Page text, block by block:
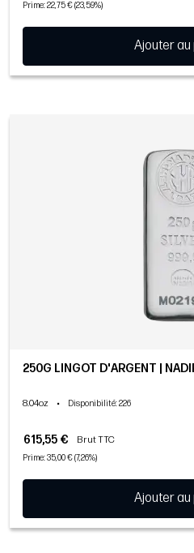
Prime: 22,75 € (23,59%)
Ajouter au
250G LINGOT D'ARGENT |
8.04oz • Disponibilité: 226
615,55 € Brut TTC
Prime: 35,00 € (7,26%)
Ajouter au